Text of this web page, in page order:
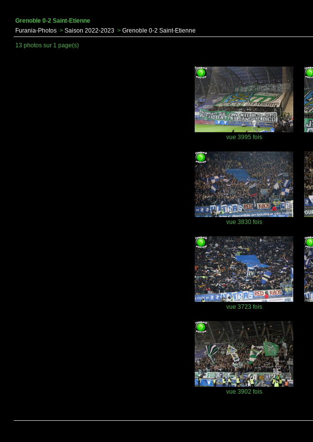
Grenoble 0-2 Saint-Etienne
Furania-Photos > Saison 2022-2023 > Grenoble 0-2 Saint-Etienne
13 photos sur 1 page(s)
vue 3995 fois
vue 3830 fois
vue 3723 fois
vue 3902 fois